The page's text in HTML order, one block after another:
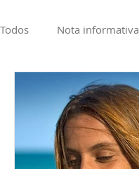
Todos Nota informativa